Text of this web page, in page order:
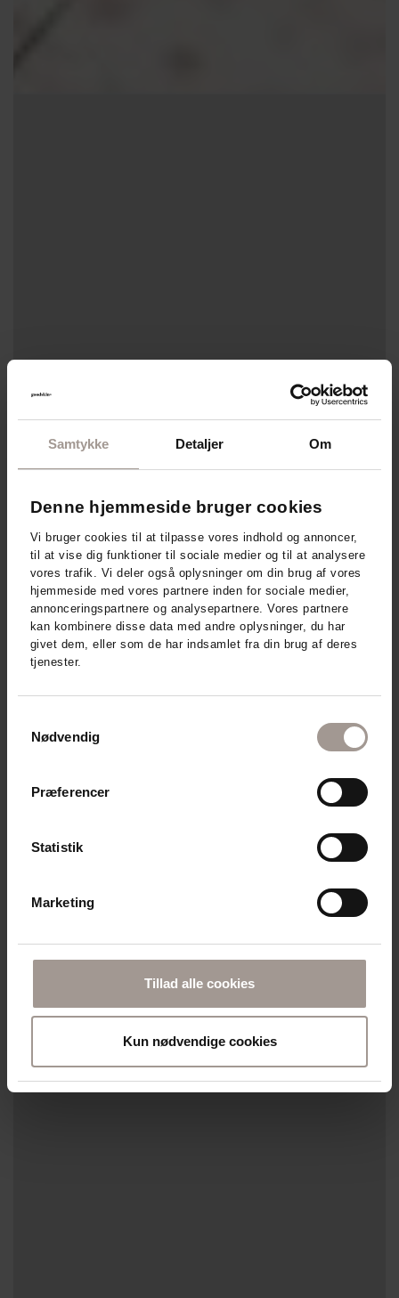
Samtykke Detaljer Om
Denne hjemmeside bruger cookies
Vi bruger cookies til at tilpasse vores indhold og annoncer,
til at vise dig funktioner til sociale medier og til at analysere
vores trafik. Vi deler også oplysninger om din brug af vores
hjemmeside med vores partnere inden for sociale medier,
annonceringspartnere og analysepartnere. Vores partnere
kan kombinere disse data med andre oplysninger, du har
givet dem, eller som de har indsamlet fra din brug af deres
tjenester.
Nødvendig
Præferencer
Statistik
Marketing
Tillad alle cookies
Kun nødvendige cookies